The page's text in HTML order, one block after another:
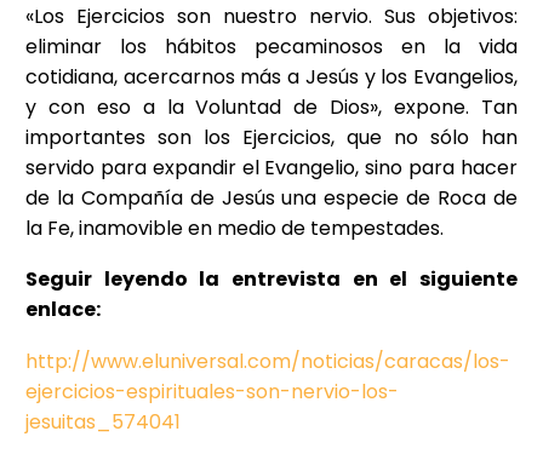
«Los Ejercicios son nuestro nervio. Sus objetivos:
eliminar los hábitos pecaminosos en la vida
cotidiana, acercarnos más a Jesús y los Evangelios,
y con eso a la Voluntad de Dios», expone. Tan
importantes son los Ejercicios, que no sólo han
servido para expandir el Evangelio, sino para hacer
de la Compañía de Jesús una especie de Roca de
la Fe, inamovible en medio de tempestades.
Seguir leyendo la entrevista en el siguiente
enlace:
http://www.eluniversal.com/noticias/caracas/los-
ejercicios-espirituales-son-nervio-los-
jesuitas_574041